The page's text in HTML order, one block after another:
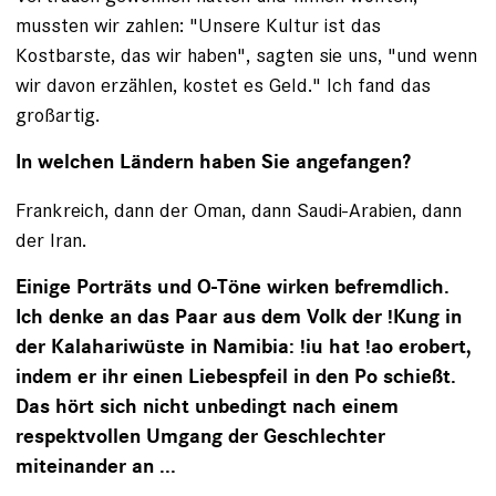
mussten wir zahlen: "Unsere Kultur ist das
Kostbarste, das wir haben", sagten sie uns, "und wenn
wir davon erzählen, kostet es Geld." Ich fand das
großartig.
In welchen Ländern haben Sie angefangen?
Frankreich, dann der Oman, dann Saudi-Arabien, dann
der Iran.
Einige Porträts und O-Töne wirken befremdlich.
Ich denke an das Paar aus dem Volk der !Kung in
der Kalahariwüste in Namibia: !iu hat !ao erobert,
indem er ihr einen Liebespfeil in den Po schießt.
Das hört sich nicht unbedingt nach einem
respektvollen Umgang der Geschlechter
miteinander an ...